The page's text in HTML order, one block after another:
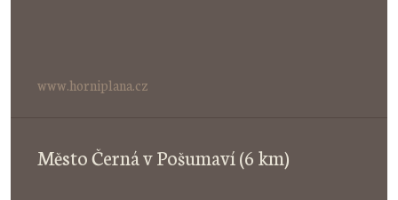
www.horniplana.cz
Město Černá v Pošumaví (6 km)